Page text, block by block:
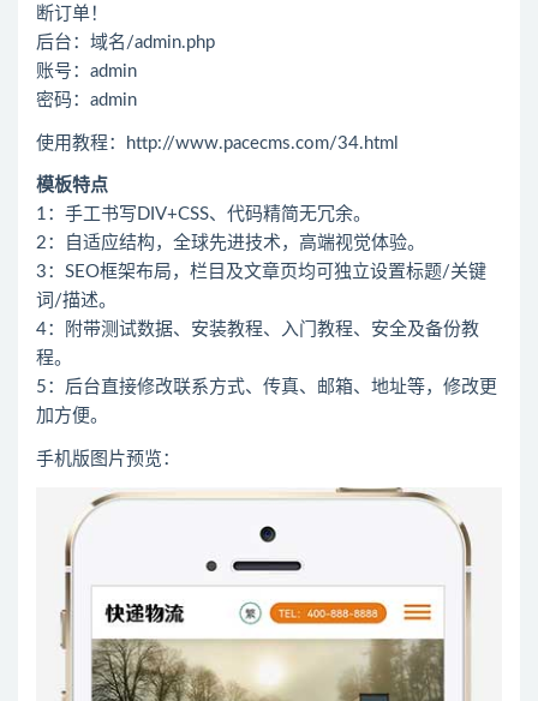
断订单！
后台：域名/admin.php
账号：admin
密码：admin
使用教程：http://www.pacecms.com/34.html
模板特点
1：手工书写DIV+CSS、代码精简无冗余。
2：自适应结构，全球先进技术，高端视觉体验。
3：SEO框架布局，栏目及文章页均可独立设置标题/关键
词/描述。
4：附带测试数据、安装教程、入门教程、安全及备份教
程。
5：后台直接修改联系方式、传真、邮箱、地址等，修改更
加方便。
手机版图片预览：